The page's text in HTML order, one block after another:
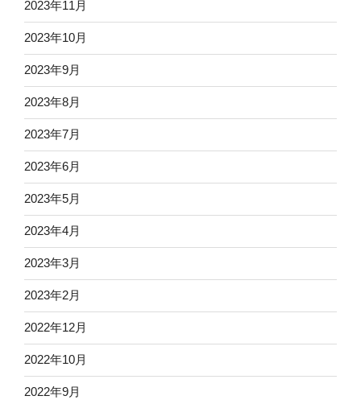
2023年11月
2023年10月
2023年9月
2023年8月
2023年7月
2023年6月
2023年5月
2023年4月
2023年3月
2023年2月
2022年12月
2022年10月
2022年9月